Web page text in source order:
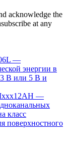
acknowledge the
at any
—
энергии в
3 В или 5 В и
—
класс
поверхностного